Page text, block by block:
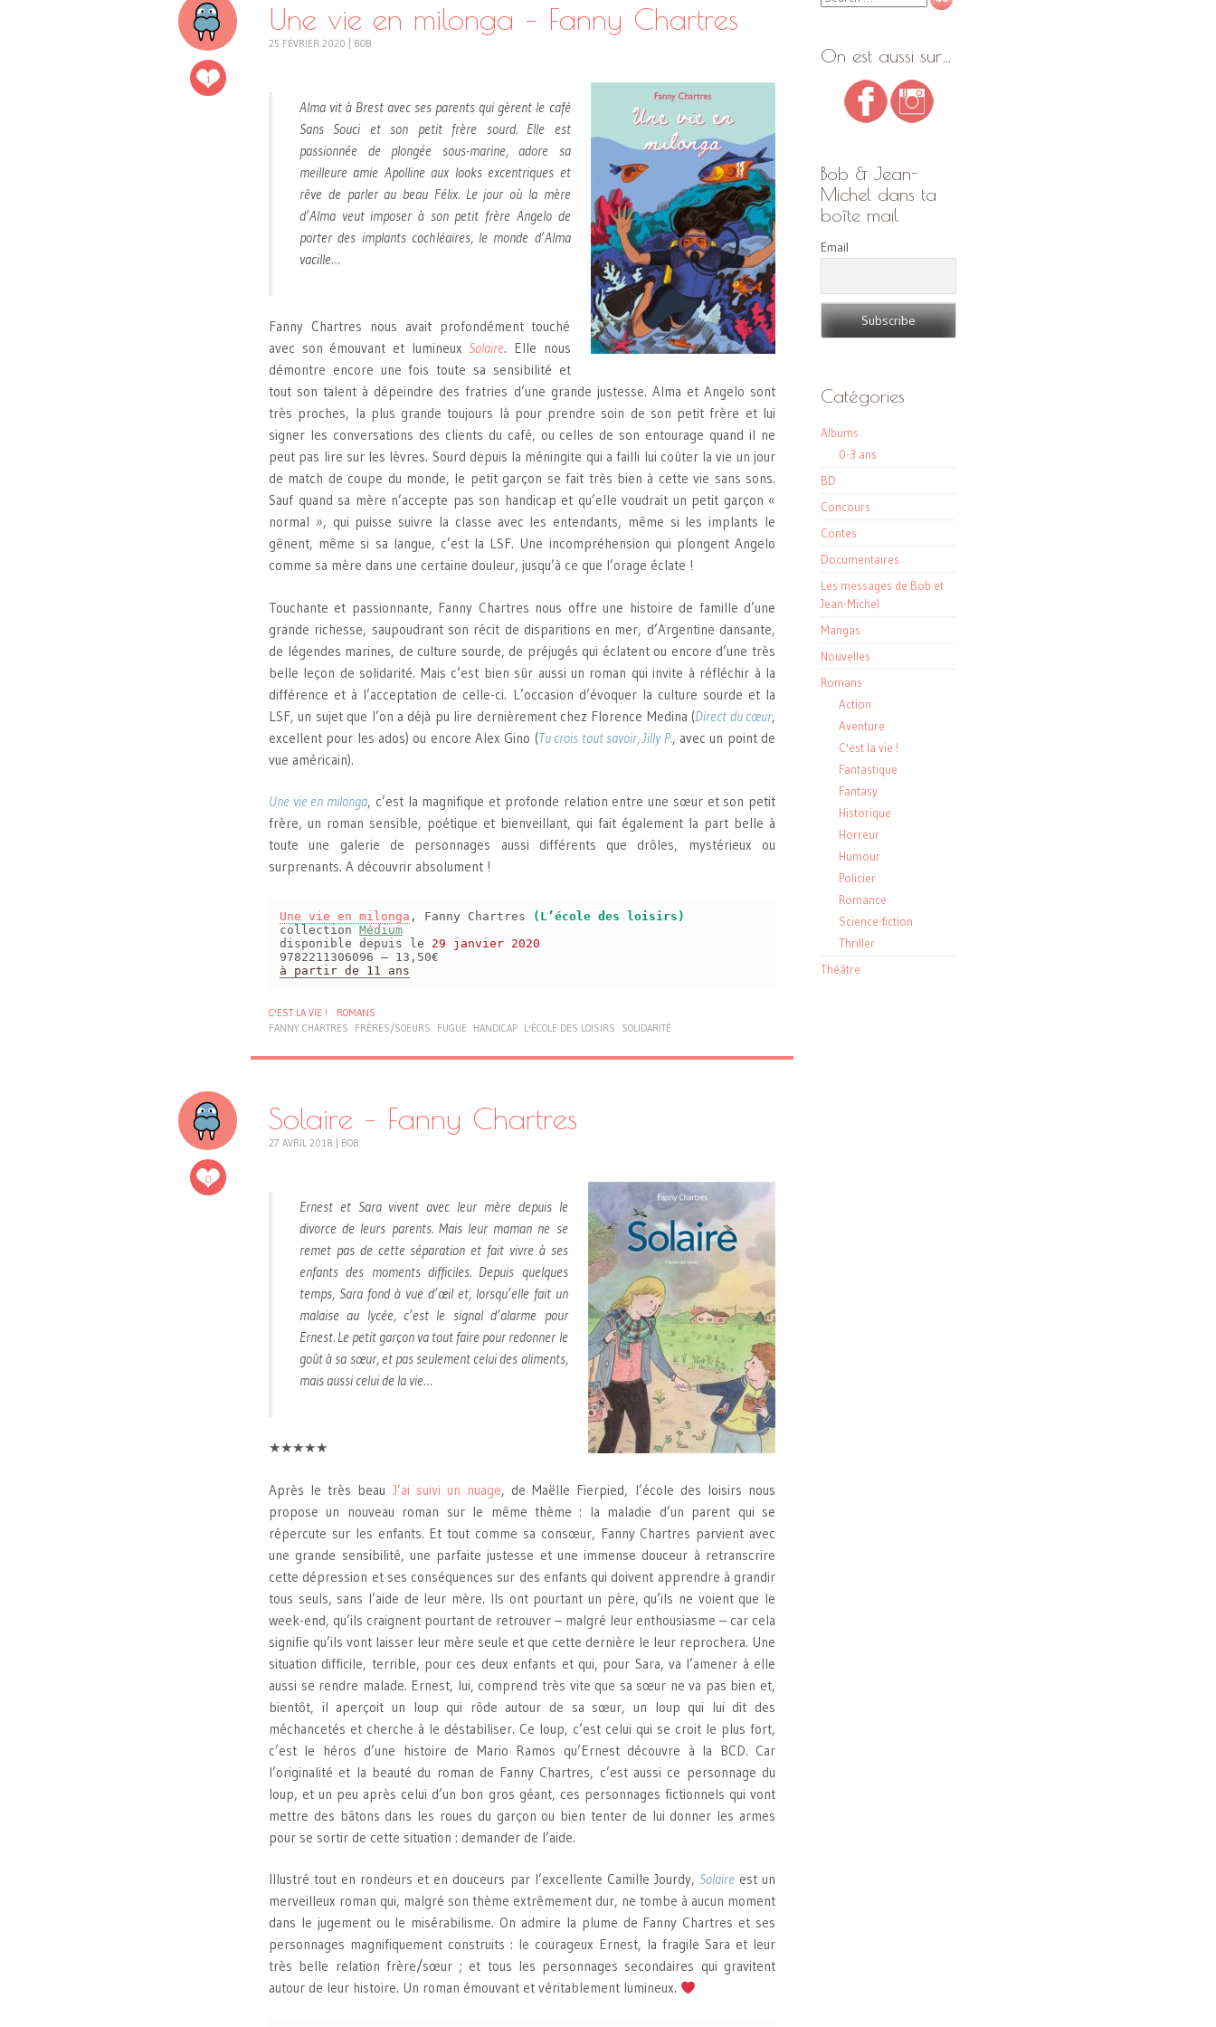
1
Une vie en milonga – Fanny Chartres
25 FÉVRIER 2020 BOB
Alma vit à Brest avec ses parents qui gèrent le café
Sans Souci et son petit frère sourd. Elle est
passionnée de plongée sous-marine, adore sa
meilleure amie Apolline aux looks excentriques et
rêve de parler au beau Félix. Le jour où la mère
d’Alma veut imposer à son petit frère Angelo de
porter des implants cochléaires, le monde d’Alma
vacille…
Fanny Chartres nous avait profondément touché
avec son émouvant et lumineux Solaire. Elle nous
démontre encore une fois toute sa sensibilité et
tout son talent à dépeindre des fratries d’une grande justesse. Alma et Angelo sont
très proches, la plus grande toujours là pour prendre soin de son petit frère et lui
signer les conversations des clients du café, ou celles de son entourage quand il ne
peut pas lire sur les lèvres. Sourd depuis la méningite qui a failli lui coûter la vie un jour
de match de coupe du monde, le petit garçon se fait très bien à cette vie sans sons.
Sauf quand sa mère n’accepte pas son handicap et qu’elle voudrait un petit garçon «
normal », qui puisse suivre la classe avec les entendants, même si les implants le
gênent, même si sa langue, c’est la LSF. Une incompréhension qui plongent Angelo
comme sa mère dans une certaine douleur, jusqu’à ce que l’orage éclate !
Touchante et passionnante, Fanny Chartres nous offre une histoire de famille d’une
grande richesse, saupoudrant son récit de disparitions en mer, d’Argentine dansante,
de légendes marines, de culture sourde, de préjugés qui éclatent ou encore d’une très
belle leçon de solidarité. Mais c’est bien sûr aussi un roman qui invite à réfléchir à la
différence et à l’acceptation de celle-ci. L’occasion d’évoquer la culture sourde et la
LSF, un sujet que l’on a déjà pu lire dernièrement chez Florence Medina (Direct du cœur,
excellent pour les ados) ou encore Alex Gino (Tu crois tout savoir, Jilly P., avec un point de
vue américain).
Une vie en milonga, c’est la magnifique et profonde relation entre une sœur et son petit
frère, un roman sensible, poétique et bienveillant, qui fait également la part belle à
toute une galerie de personnages aussi différents que drôles, mystérieux ou
surprenants. A découvrir absolument !
Une vie en milonga , Fanny Chartres
(L’école des loisirs)
collection Médium
disponible depuis le 29 janvier 2020
9782211306096 – 13,50€
à partir de 11 ans
C'EST LA VIE !
ROMANS
FANNY CHARTRES
FRÈRES/SOEURS FUGUE HANDICAP L'ÉCOLE DES LOISIRS SOLIDARITÉ
0
Solaire – Fanny Chartres
27 AVRIL 2018 BOB
Ernest et Sara vivent avec leur mère depuis le
divorce de leurs parents. Mais leur maman ne se
remet pas de cette séparation et fait vivre à ses
enfants des moments difficiles. Depuis quelques
temps, Sara fond à vue d’œil et, lorsqu’elle fait un
malaise au lycée, c’est le signal d’alarme pour
Ernest. Le petit garçon va tout faire pour redonner le
goût à sa sœur, et pas seulement celui des aliments,
mais aussi celui de la vie…
★★★★★
Après le très beau J’ai suivi un nuage, de Maëlle Fierpied, l’école des loisirs nous
propose un nouveau roman sur le même thème : la maladie d’un parent qui se
répercute sur les enfants. Et tout comme sa consœur, Fanny Chartres parvient avec
une grande sensibilité, une parfaite justesse et une immense douceur à retranscrire
cette dépression et ses conséquences sur des enfants qui doivent apprendre à grandir
tous seuls, sans l’aide de leur mère. Ils ont pourtant un père, qu’ils ne voient que le
week-end, qu’ils craignent pourtant de retrouver – malgré leur enthousiasme – car cela
signifie qu’ils vont laisser leur mère seule et que cette dernière le leur reprochera. Une
situation difficile, terrible, pour ces deux enfants et qui, pour Sara, va l’amener à elle
aussi se rendre malade. Ernest, lui, comprend très vite que sa sœur ne va pas bien et,
bientôt, il aperçoit un loup qui rôde autour de sa sœur, un loup qui lui dit des
méchancetés et cherche à le déstabiliser. Ce loup, c’est celui qui se croit le plus fort,
c’est le héros d’une histoire de Mario Ramos qu’Ernest découvre à la BCD. Car
l’originalité et la beauté du roman de Fanny Chartres, c’est aussi ce personnage du
loup, et un peu après celui d’un bon gros géant, ces personnages fictionnels qui vont
mettre des bâtons dans les roues du garçon ou bien tenter de lui donner les armes
pour se sortir de cette situation : demander de l’aide.
Illustré tout en rondeurs et en douceurs par l’excellente Camille Jourdy, Solaireest un
merveilleux roman qui, malgré son thème extrêmement dur, ne tombe à aucun moment
dans le jugement ou le misérabilisme. On admire la plume de Fanny Chartres et ses
personnages magnifiquement construits : le courageux Ernest, la fragile Sara et leur
très belle relation frère/sœur ; et tous les personnages secondaires qui gravitent
autour de leur histoire. Un roman émouvant et véritablement lumineux.
On est aussi sur…
Bob & Jean-
Michel dans ta
boîte mail
Email
Catégories
Albums
0-3 ans
BD
Concours
Contes
Documentaires
Les messages de Bob et
Jean-Michel
Mangas
Nouvelles
Romans
Action
Aventure
C'est la vie !
Fantastique
Fantasy
Historique
Horreur
Humour
Policier
Romance
Science-fiction
Thriller
Théâtre